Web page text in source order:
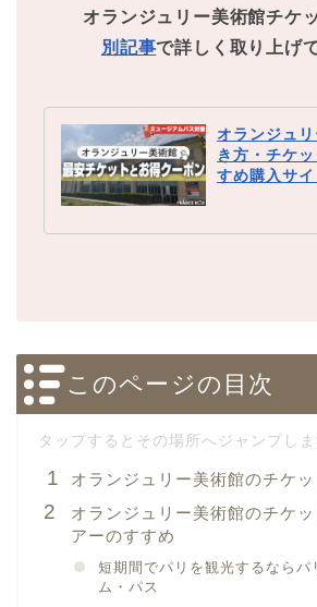
オランジュリー美術館チケ
別記事で詳しく取り上げ
オランジュ
き方・チケ
すめ購入サ
このページの目次
オランジュリー美術館のチケ
オランジュリー美術館のチケ
アーのすすめ
短期間でパリを観光するならパ
ム・パス